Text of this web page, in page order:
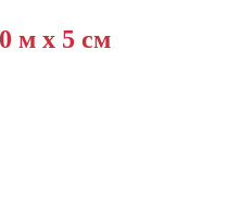
м х 5 см